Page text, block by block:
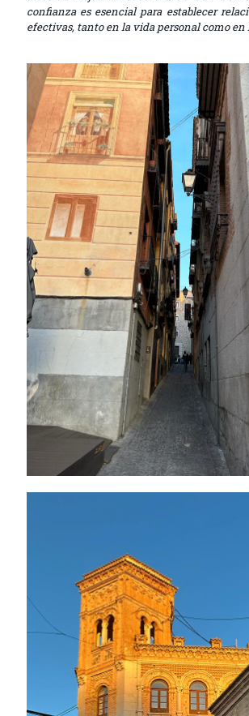
confianza es esencial para establecer
efectivas, tanto en la vida personal como en